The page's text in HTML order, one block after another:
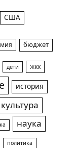
США
бюджет
дети жкх
история
культура
наука
политика